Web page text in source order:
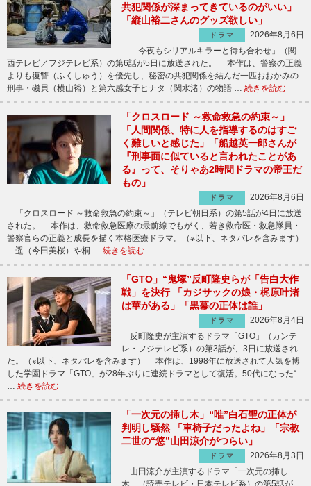
共犯関係が深まってきているのがいい」
「縦山裕二さんのグッズ欲しい」
ドラマ
2026年8月6日
「今夜もシリアルキラーと待ち合わせ」（関
西テレビ／フジテレビ系）の第6話が5日に放送された。 本作は、警察の正義
よりも復讐（ふくしゅう）を優先し、秘密の共犯関係を結んだ一匹おおかみの
刑事・磯貝（横山裕）と第六感女子ヒナタ（関水渚）の物語 … 続きを読む
「クロスロード ～救命救急の約束～」
「人間関係、特に人を指導するのはすご
く難しいと感じた」「船越英一郎さんが
『刑事面に似ていると言われたことがあ
る』って、そりゃあ2時間ドラマの帝王だ
もの」
ドラマ
2026年8月6日
「クロスロード ～救命救急の約束～」（テレビ朝日系）の第5話が4日に放送
された。 本作は、救命救急医療の最前線でもがく、若き救命医・救急隊員・
警察官らの正義と成長を描く本格医療ドラマ。（※以下、ネタバレを含みます）
遥（今田美桜）や桐 … 続きを読む
「GTO」“鬼塚”反町隆史らが「告白大作
戦」を決行 「カジサックの娘・梶原叶渚
は華がある」「黒幕の正体は誰」
ドラマ
2026年8月4日
反町隆史が主演するドラマ「GTO」（カンテ
レ・フジテレビ系）の第3話が、3日に放送され
た。（※以下、ネタバレを含みます） 本作は、1998年に放送されて人気を博
した学園ドラマ「GTO」が28年ぶりに連続ドラマとして復活。50代になった“
続きを読む
「一次元の挿し木」“唯”白石聖の正体が
判明し騒然 「車椅子だったよね」「宗教
二世の“悠”山田涼介がつらい」
ドラマ
2026年8月3日
山田涼介が主演するドラマ「一次元の挿し
木」（読売テレビ・日本テレビ系）の第5話が、